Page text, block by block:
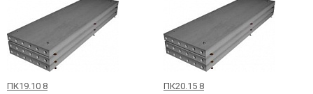
ПК19.10 8 ПК20.15 8